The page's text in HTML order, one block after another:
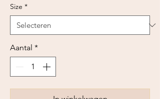
Size *
Aantal *